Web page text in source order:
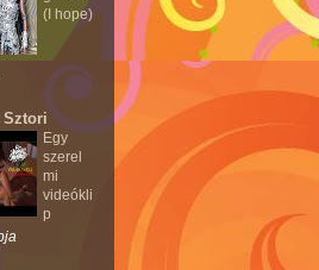
(I hope)
Sztori
Egy
szerel
mi
videókli
p